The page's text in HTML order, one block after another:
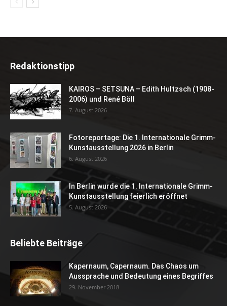
Redaktionstipp
KAIROS – SETSUNA – Edith Hultzsch (1908-
2006) und René Böll
7. August 2026
Fotoreportage: Die 1. Internationale Grimm-
Kunstausstellung 2026 in Berlin
6. August 2026
In Berlin wurde die 1. Internationale Grimm-
Kunstausstellung feierlich eröffnet
5. August 2026
Beliebte Beiträge
Kapernaum, Capernaum. Das Chaos um
Aussprache und Bedeutung eines Begriffes
29. November 2018